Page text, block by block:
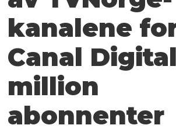
kanalene
Canal
million
abonnenter